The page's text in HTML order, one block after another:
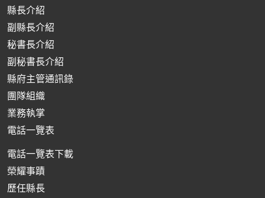
縣長介紹
副縣長介紹
秘書長介紹
副秘書長介紹
縣府主管通訊錄
團隊組織
業務執掌
電話一覽表
電話一覽表下載
榮耀事蹟
歷任縣長